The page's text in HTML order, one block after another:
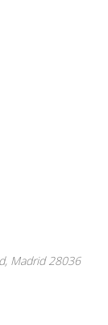
Madrid 28036